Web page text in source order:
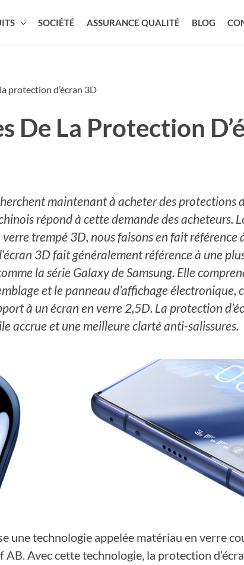
SOCIÉTÉ ASSURANCE QUALITÉ BLOG
protection d’écran 3D
De La Protection
maintenant à acheter des protections
répond à cette demande des acheteurs.
trempé 3D, nous faisons en fait référence
3D fait généralement référence à une
la série Galaxy de Samsung. Elle
et le panneau d’affichage électronique,
à un écran en verre 2,5D. La protection
accrue et une meilleure clarté anti-salissures.
une technologie appelée matériau en verre
Avec cette technologie, la protection